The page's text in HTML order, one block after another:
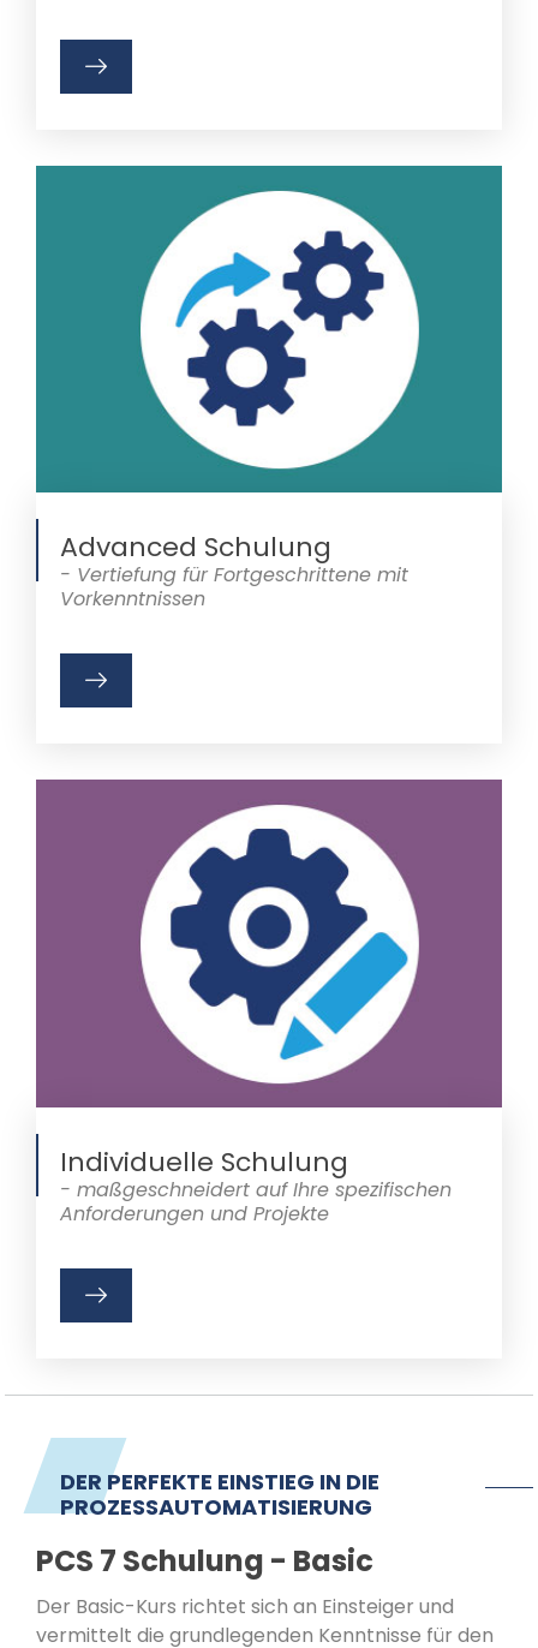
Advanced Schulung
- Vertiefung für Fortgeschrittene mit
Vorkenntnissen
Individuelle Schulung
- maßgeschneidert auf Ihre spezifischen
Anforderungen und Projekte
DER PERFEKTE EINSTIEG IN DIE
PROZESS­AUTOMATISIERUNG
PCS 7 Schulung - Basic
Der Basic-Kurs richtet sich an Einsteiger und
vermittelt die grundlegenden Kenntnisse für den